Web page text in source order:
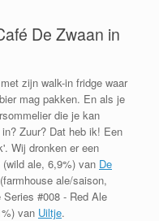
De Zwaan in
zijn walk-in fridge waar
mag pakken. En als je
die je kan
Zuur? Dat heb ik! Een
Wij dronken er een
ale, 6,9%) van De
ale/saison,
#008 - Red Ale
van Uiltje.